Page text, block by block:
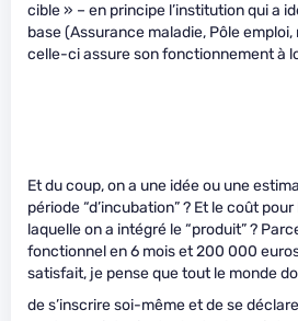
cible » – en principe l’institution qui a
base (Assurance maladie, Pôle
celle-ci assure son fonctionnement à
Et du coup, on a une idée ou une
période “d’incubation” ? Et le coût
laquelle on a intégré le “produit” ?
fonctionnel en 6 mois et 200 000
satisfait, je pense que tout le monde
de s’inscrire soi-même et de se